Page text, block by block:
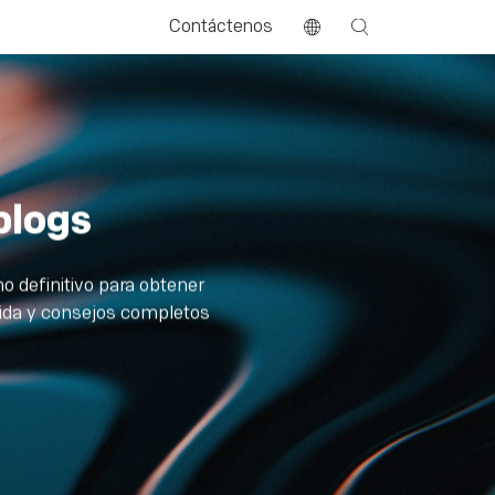
Contáctenos
definitivo para obtener
y consejos completos